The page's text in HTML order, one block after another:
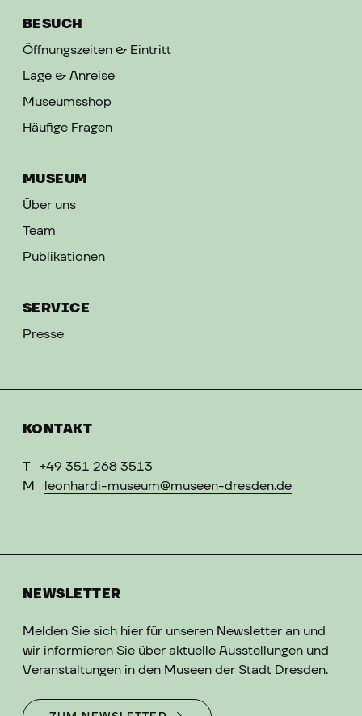
BESUCH
Öffnungszeiten & Eintritt
Lage & Anreise
Museumsshop
Häufige Fragen
MUSEUM
Über uns
Team
Publikationen
SERVICE
Presse
KONTAKT
T
+49 351 268 3513
M
leonhardi-museum@museen-dresden.de
NEWSLETTER
Melden Sie sich hier für unseren Newsletter an und
wir informieren Sie über aktuelle Ausstellungen und
Veranstaltungen in den Museen der Stadt Dresden.